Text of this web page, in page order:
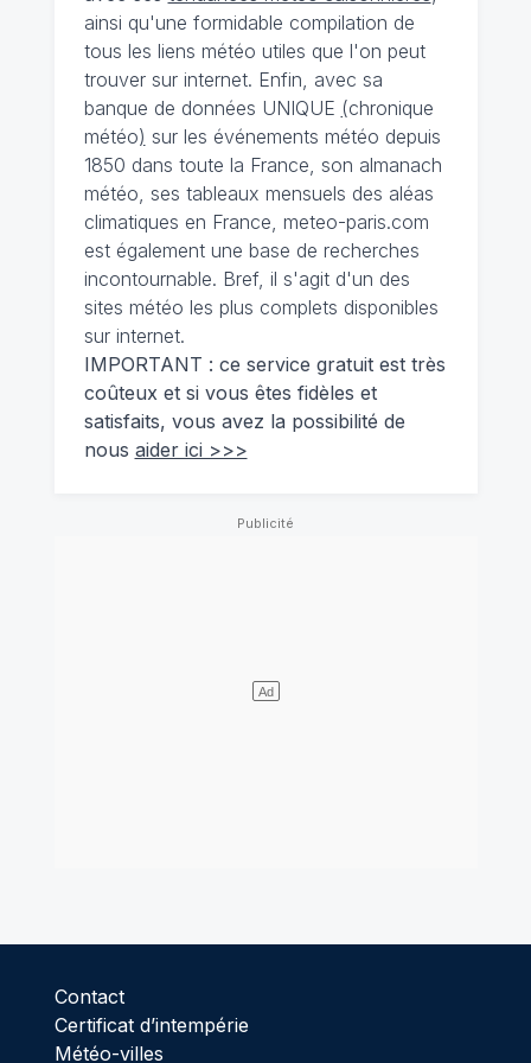
ainsi qu'une formidable compilation de
tous les liens météo utiles que l'on peut
trouver sur internet. Enfin, avec sa
banque de données UNIQUE (chronique
météo) sur les événements météo depuis
1850 dans toute la France, son almanach
météo, ses tableaux mensuels des aléas
climatiques en France, meteo-paris.com
est également une base de recherches
incontournable. Bref, il s'agit d'un des
sites météo les plus complets disponibles
sur internet.
IMPORTANT : ce service gratuit est très
coûteux et si vous êtes fidèles et
satisfaits, vous avez la possibilité de
nous aider ici >>>
Contact
Certificat d’intempérie
Météo-villes